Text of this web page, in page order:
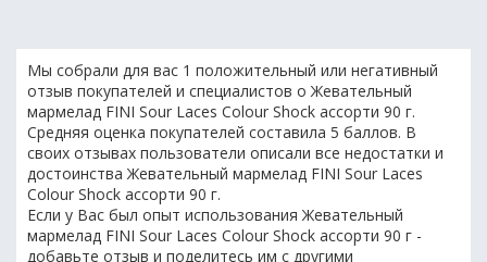
Мы собрали для вас 1 положительный или негативный
отзыв покупателей и специалистов о Жевательный
мармелад FINI Sour Laces Colour Shock ассорти 90 г.
Средняя оценка покупателей составила 5 баллов. В
своих отзывах пользователи описали все недостатки и
достоинства Жевательный мармелад FINI Sour Laces
Colour Shock ассорти 90 г.
Если у Вас был опыт использования Жевательный
мармелад FINI Sour Laces Colour Shock ассорти 90 г -
добавьте отзыв и поделитесь им с другими